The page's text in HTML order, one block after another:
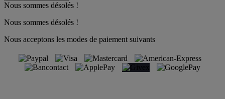
Nous sommes désolés !
Nous sommes désolés !
Nous acceptons les modes de paiement suivants